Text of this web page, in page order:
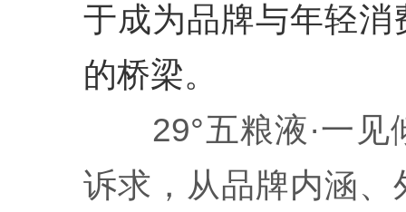
于成为品牌与年轻
的桥梁。
29°五粮液·一见
诉求，从品牌内涵